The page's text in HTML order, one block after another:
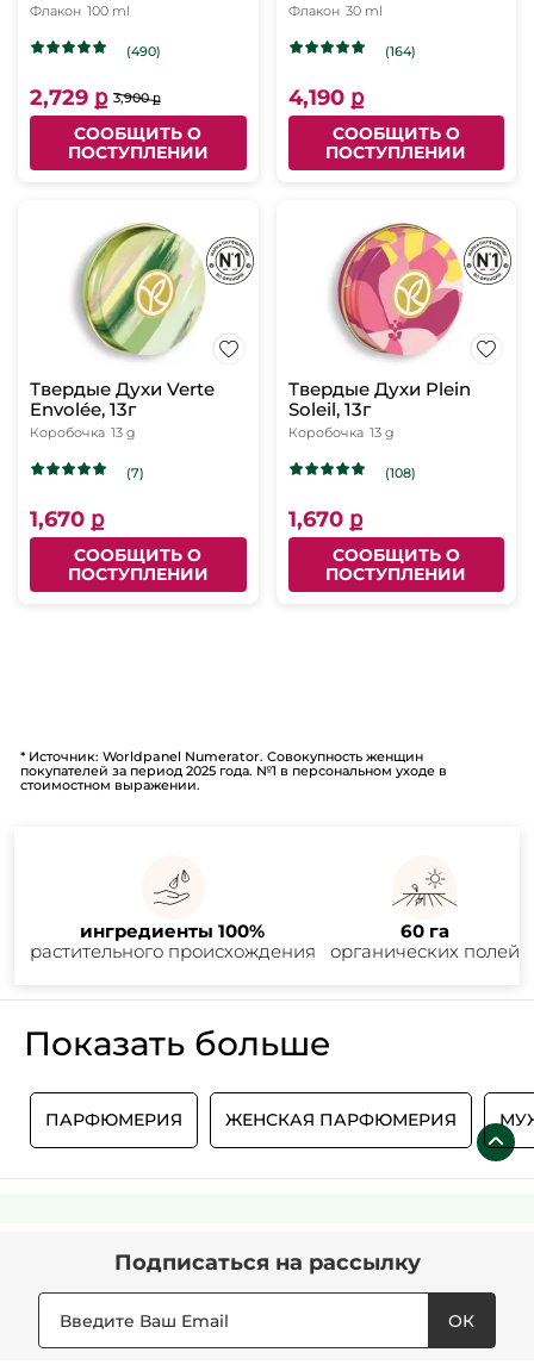
Флакон 100 ml
(490)
2,729 ք 3,900 ք
СООБЩИТЬ О
ПОСТУПЛЕНИИ
Флакон 30 ml
(164)
4,190 ք
СООБЩИТЬ О
ПОСТУПЛЕНИИ
Твердые Духи Verte
Envolée, 13г
Коробочка 13 g
(7)
1,670 ք
СООБЩИТЬ О
ПОСТУПЛЕНИИ
Твердые Духи Plein
Soleil, 13г
Коробочка 13 g
(108)
1,670 ք
СООБЩИТЬ О
ПОСТУПЛЕНИИ
* Источник: Worldpanel Numerator. Совокупность женщин
покупателей за период 2025 года. №1 в персональном уходе в
стоимостном выражении.
ингредиенты 100%
растительного происхождения
60 га
органических полей
Показать больше
ПАРФЮМЕРИЯ ЖЕНСКАЯ ПАРФЮМЕРИЯ
Подписаться на рассылку
ОК